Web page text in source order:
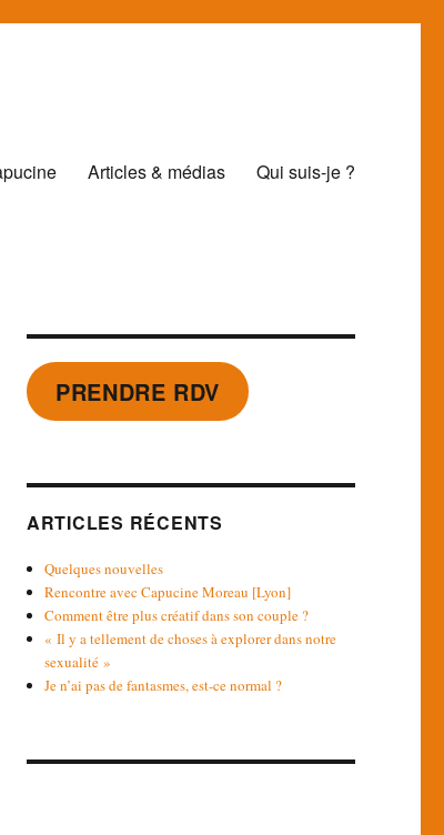
Articles & médias Qui suis-je ?
PRENDRE RDV
ARTICLES RÉCENTS
Quelques nouvelles
Rencontre avec Capucine Moreau [Lyon]
Comment être plus créatif dans son couple ?
« Il y a tellement de choses à explorer dans notre
sexualité »
Je n’ai pas de fantasmes, est-ce normal ?